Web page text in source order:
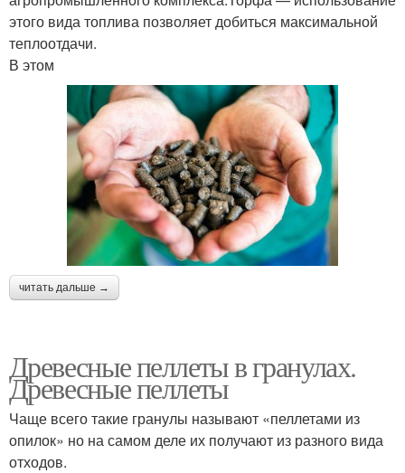
этого вида топлива позволяет добиться максимальной
теплоотдачи.
В этом
читать дальше →
Древесные пеллеты в гранулах.
Древесные пеллеты
Чаще всего такие гранулы называют «пеллетами из
опилок» но на самом деле их получают из разного вида
отходов.